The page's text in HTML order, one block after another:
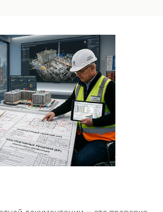
подготовки к реконструкции,
разбирательств.
официальное техническое
юридическую силу.